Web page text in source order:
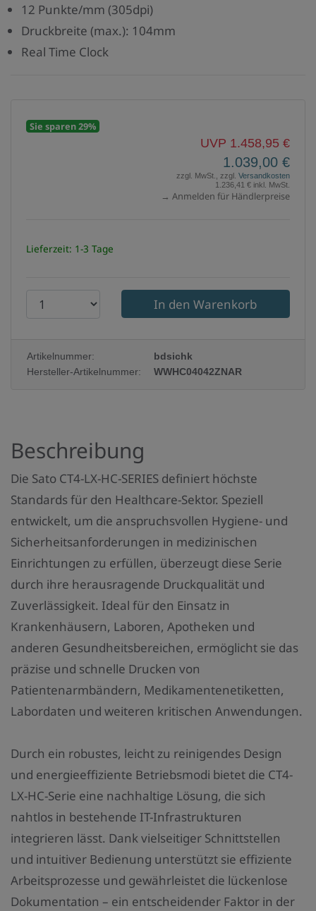
12 Punkte/mm (305dpi)
Druckbreite (max.): 104mm
Real Time Clock
Sie sparen 29%
UVP 1.458,95 €
1.039,00 €
zzgl. MwSt., zzgl. Versandkosten
1.236,41 € inkl. MwSt.
→ Anmelden für Händlerpreise
Lieferzeit: 1-3 Tage
r
d
a
Artikelnummer:
bdsichk
Hersteller-Artikelnummer:
WWHC04042ZNAR
Beschreibung
Die Sato CT4-LX-HC-SERIES definiert höchste
Standards für den Healthcare-Sektor. Speziell
entwickelt, um die anspruchsvollen Hygiene- und
Sicherheitsanforderungen in medizinischen
Einrichtungen zu erfüllen, überzeugt diese Serie
durch ihre herausragende Druckqualität und
Zuverlässigkeit. Ideal für den Einsatz in
Krankenhäusern, Laboren, Apotheken und
anderen Gesundheitsbereichen, ermöglicht sie das
präzise und schnelle Drucken von
Patientenarmbändern, Medikamentenetiketten,
Labordaten und weiteren kritischen Anwendungen.
Durch ein robustes, leicht zu reinigendes Design
und energieeffiziente Betriebsmodi bietet die CT4-
LX-HC-Serie eine nachhaltige Lösung, die sich
nahtlos in bestehende IT-Infrastrukturen
integrieren lässt. Dank vielseitiger Schnittstellen
und intuitiver Bedienung unterstützt sie effiziente
Arbeitsprozesse und gewährleistet die lückenlose
Dokumentation – ein entscheidender Faktor in der